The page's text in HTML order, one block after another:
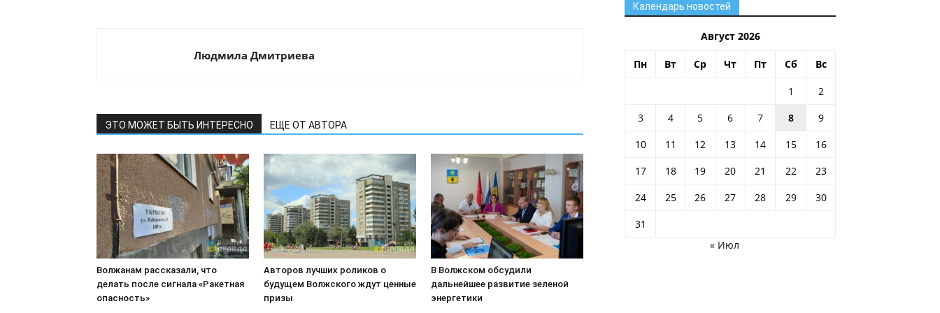
Людмила Дмитриева
ЭТО МОЖЕТ БЫТЬ ИНТЕРЕСНО ЕЩЕ ОТ АВТОРА
Волжанам рассказали, что
делать после сигнала «Ракетная
опасность»
Авторов лучших роликов о
будущем Волжского ждут ценные
призы
В Волжском обсудили
дальнейшее развитие зеленой
энергетики
Календарь новостей
Август 2026
Пн Вт Ср Чт Пт Сб Вс
1
2
3
4 5 6 7 8
9
10
11 12 13 14 15
16
17
18 19 20 21 22
23
24
25 26 27 28 29
30
31
« Июл